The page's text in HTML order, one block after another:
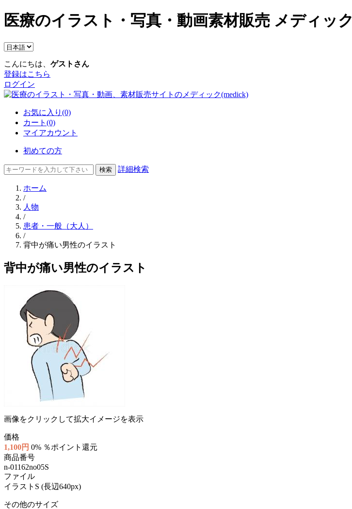
医療のイラスト・写真・動画素材販売 メディック
こんにちは、 ゲストさん
登録はこちら
ログイン
お気に入り(0)
カート(0)
マイアカウント
初めての方
詳細検索
ホーム
/
人物
/
患者・一般（大人）
/
背中が痛い男性のイラスト
背中が痛い男性のイラスト
画像をクリックして拡大イメージを表示
価格
1,100円 0% ％ポイント還元
商品番号
n-01162no05S
ファイル
イラストS (長辺640px)
その他のサイズ